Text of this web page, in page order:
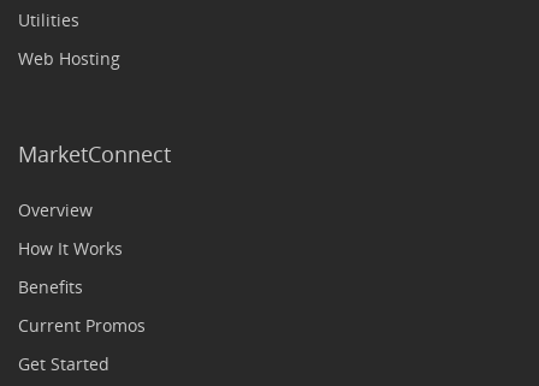
Utilities
Web Hosting
MarketConnect
Overview
How It Works
Benefits
Current Promos
Get Started